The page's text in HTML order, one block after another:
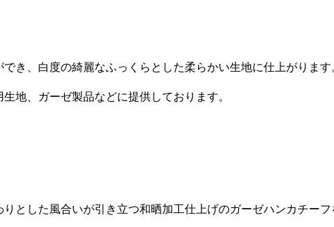
き、白度の綺麗なふっくらとした柔らかい生地に仕上がります
地、ガーゼ製品などに提供しております。
とした風合いが引き立つ和晒加工仕上げのガーゼハンカチーフ